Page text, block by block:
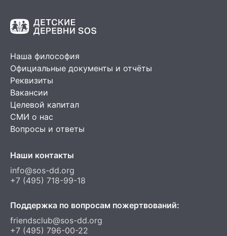
Наша философия
Официальные документы и отчёты
Реквизиты
Вакансии
Целевой капитал
СМИ о нас
Вопросы и ответы
Наши контакты
info@sos-dd.org
+7 (495) 718-99-18
Поддержка по вопросам пожертвований:
friendsclub@sos-dd.org
+7 (495) 796-00-22